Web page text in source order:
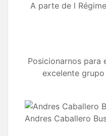
A parte de l
Posicionarnos para
excelente
Andres Caballero